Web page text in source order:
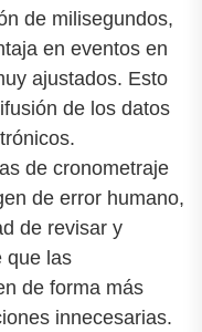
de milisegundos,
en eventos en
ajustados. Esto
de los datos
de cronometraje
de error humano,
de revisar y
que las
de forma más
innecesarias.